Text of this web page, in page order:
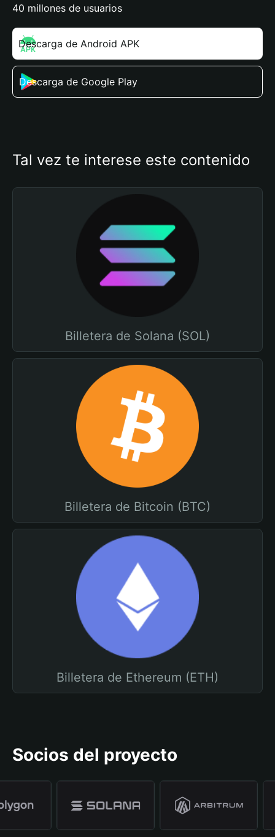
40 millones de usuarios
Descarga de Android APK
Descarga de Google Play
Tal vez te interese este contenido
Billetera de Solana (SOL)
Billetera de Bitcoin (BTC)
Billetera de Ethereum (ETH)
Socios del proyecto